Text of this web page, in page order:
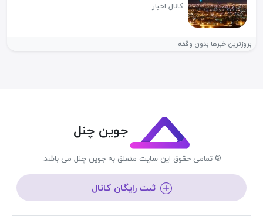
کانال اخبار
بروزترین خبرها بدون وقفه
جوین چنل
© تمامی حقوق این سایت متعلق به جوین چنل می باشد.
ثبت رایگان کانال